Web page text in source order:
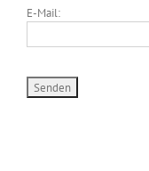
E-Mail: